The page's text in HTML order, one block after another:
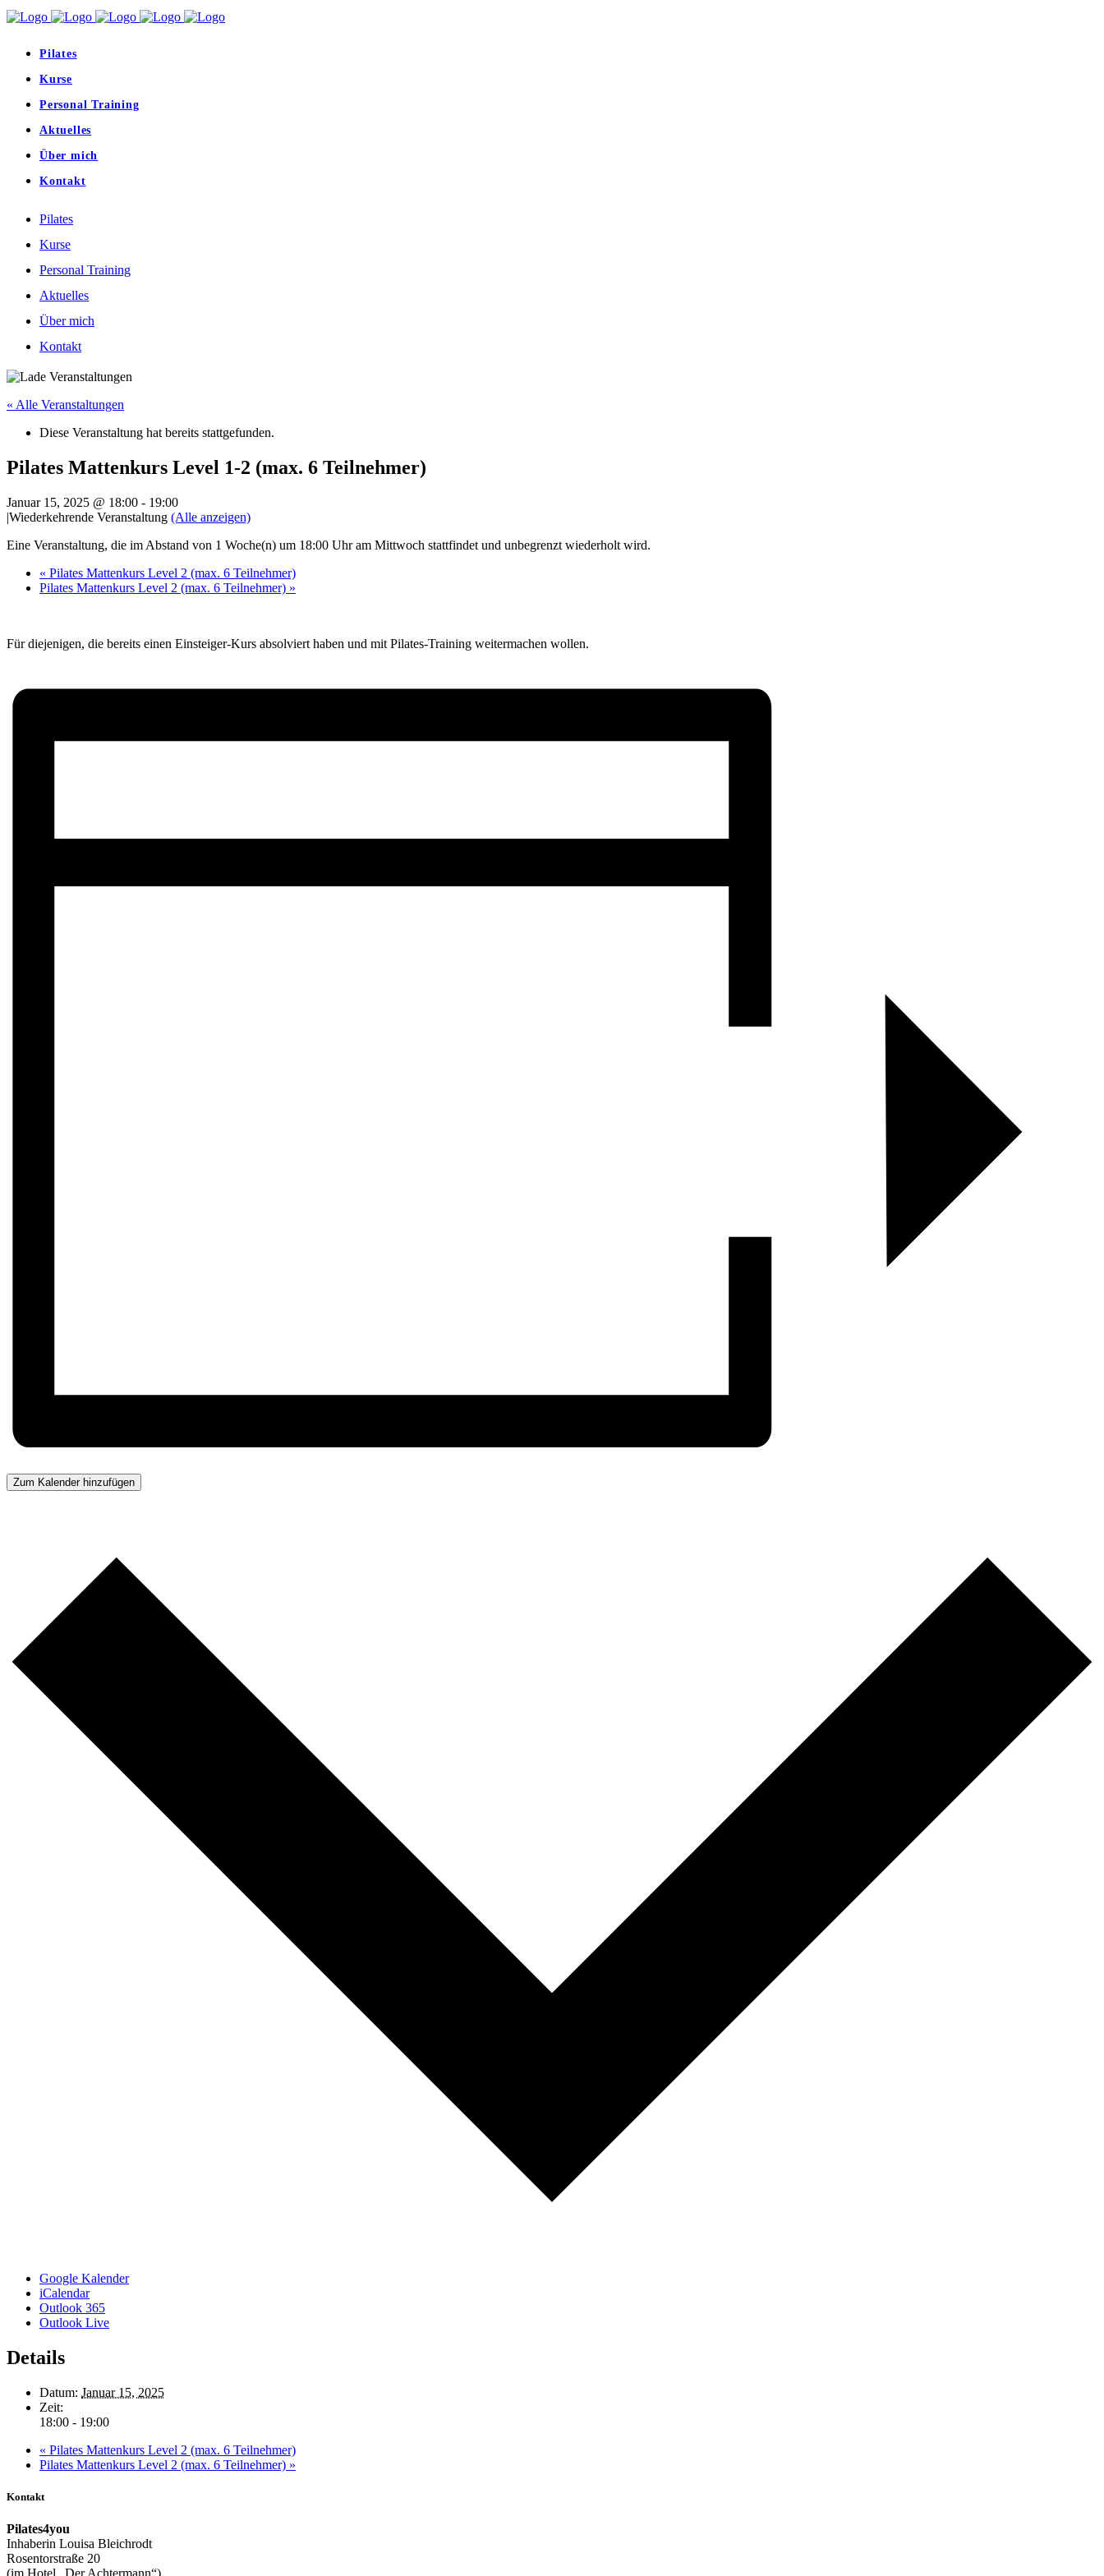
Pilates
Kurse
Personal Training
Aktuelles
Über mich
Kontakt
Pilates
Kurse
Personal Training
Aktuelles
Über mich
Kontakt
« Alle Veranstaltungen
Diese Veranstaltung hat bereits stattgefunden.
Pilates Mattenkurs Level 1-2 (max. 6 Teilnehmer)
Januar 15, 2025 @ 18:00 - 19:00
|Wiederkehrende Veranstaltung (Alle anzeigen)
Eine Veranstaltung, die im Abstand von 1 Woche(n) um 18:00 Uhr am Mittwoch stattfindet und unbegrenzt wiederholt wird.
« Pilates Mattenkurs Level 2 (max. 6 Teilnehmer)
Pilates Mattenkurs Level 2 (max. 6 Teilnehmer) »
Für diejenigen, die bereits einen Einsteiger-Kurs absolviert haben und mit Pilates-Training weitermachen wollen.
Zum Kalender hinzufügen
Google Kalender
iCalendar
Outlook 365
Outlook Live
Details
Datum: Januar 15, 2025
Zeit:
18:00 - 19:00
« Pilates Mattenkurs Level 2 (max. 6 Teilnehmer)
Pilates Mattenkurs Level 2 (max. 6 Teilnehmer) »
Kontakt
Pilates4you
Inhaberin Louisa Bleichrodt
Rosentorstraße 20